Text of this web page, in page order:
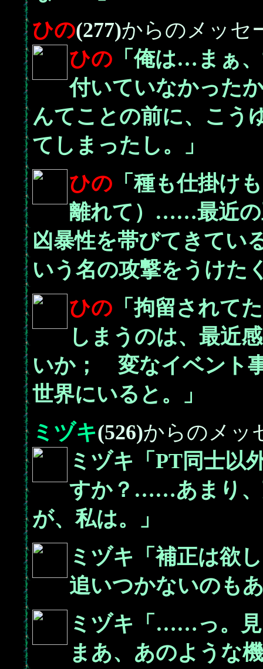
ひの(277)からのメッセ
ひの 「俺は…まぁ
付いていなかった
んてことの前に、こう
てしまったし。」
ひの 「種も仕掛け
離れて）……最近の
凶暴性を帯びてきてい
いう名の攻撃をうけた
ひの 「拘留されて
しまうのは、最近
いか； 変なイベント
世界にいると。」
ミヅキ(526)からのメッ
ミヅキ「PT同士
すか？……あまり、
が、私は。」
ミヅキ「補正は欲
追いつかないのも
ミヅキ「……っ。
まあ、あのような